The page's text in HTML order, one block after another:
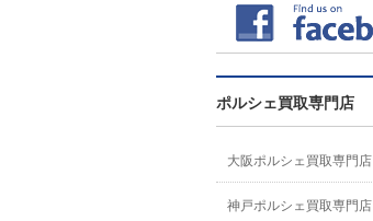
ポルシェ買取専門店
大阪ポルシェ買取専門店
神戸ポルシェ買取専門店